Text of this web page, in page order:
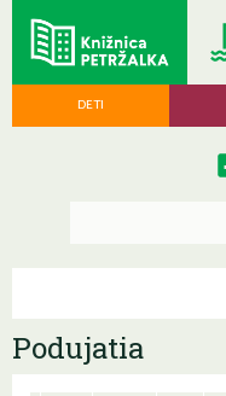
DETI
Podujatia